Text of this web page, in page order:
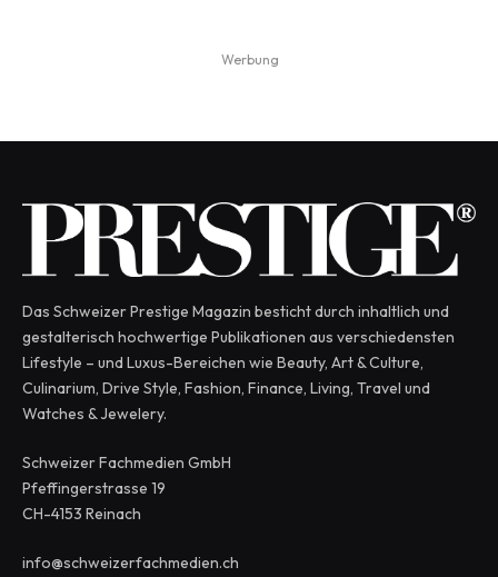
Werbung
Das Schweizer Prestige Magazin besticht durch inhaltlich und
gestalterisch hochwertige Publikationen aus verschiedensten
Lifestyle – und Luxus-Bereichen wie Beauty, Art & Culture,
Culinarium, Drive Style, Fashion, Finance, Living, Travel und
Watches & Jewelery.
Schweizer Fachmedien GmbH
Pfeffingerstrasse 19
CH-4153 Reinach
info@schweizerfachmedien.ch